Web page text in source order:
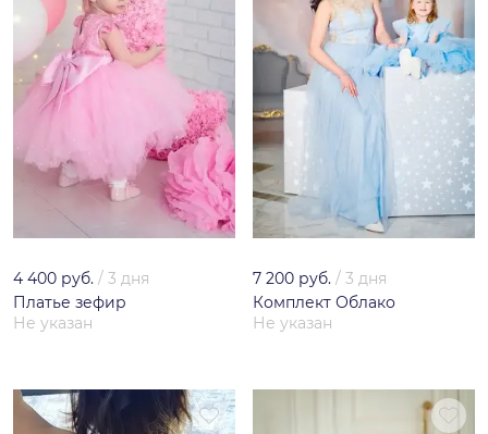
4 400 руб. / 3 дня
Платье зефир
Не указан
7 200 руб. / 3 дня
Комплект Облако
Не указан